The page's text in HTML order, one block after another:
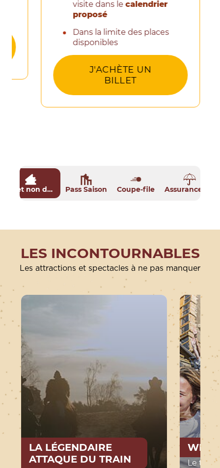
!
visite dans lecalendrier
proposé
Dans la limite des places
disponibles
J'ACHÈTE UN
BILLET: BILLET PLUME À
Billet non daté Pass Saison Coupe-file
LES INCONTOURNABLES
Les attractions et spectacles à ne pas manquer
LA LÉGENDAIRE
ATTAQUE DU TRAIN
WILD
Le tout